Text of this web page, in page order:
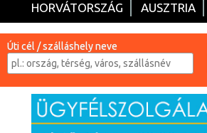
HORVÁTORSZÁG AUSZTRIA
Úti cél / szálláshely neve